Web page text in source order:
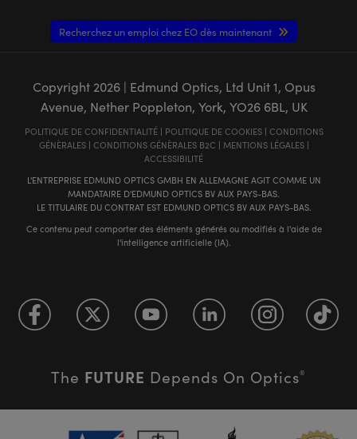
Recherchez un emploi chez EO dès maintenant
Copyright 2026| Edmund Optics, Ltd Unit 1, Opus
Avenue, Nether Poppleton, York, YO26 6BL, UK
POLITIQUE DE CONFIDENTIALITÉ| POLITIQUE DE COOKIES| CONDITIONS
GÉNÈRALES| CONDITIONS GÉNÈRALES B2C | MENTIONS LÉGALES|
ACCESSIBILITÉ
L'ENTREPRISE EDMUND OPTICS GMBH EN ALLEMAGNE AGIT COMME UN
MANDATAIRE D'EDMUND OPTICS BV AUX PAYS-BAS.
LE TITULAIRE DU CONTRAT EST EDMUND OPTICS BV AUX PAYS-BAS.
Ce contenu peut comporter des éléments générés ou modifiés à l'aide de
l'intelligence artificielle (IA).
The FUTURE Depends On Optics®